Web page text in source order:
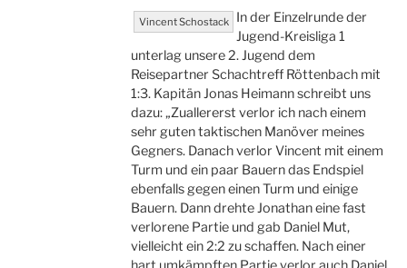
Vincent Schostack
In der Einzelrunde der
Jugend-Kreisliga 1
unterlag unsere 2. Jugend dem
Reisepartner Schachtreff Röttenbach mit
1:3. Kapitän Jonas Heimann schreibt uns
dazu: „Zuallererst verlor ich nach einem
sehr guten taktischen Manöver meines
Gegners. Danach verlor Vincent mit einem
Turm und ein paar Bauern das Endspiel
ebenfalls gegen einen Turm und einige
Bauern. Dann drehte Jonathan eine fast
verlorene Partie und gab Daniel Mut,
vielleicht ein 2:2 zu schaffen. Nach einer